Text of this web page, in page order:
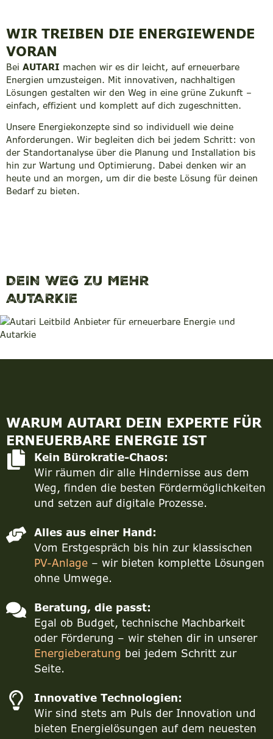
WIR TREIBEN DIE ENERGIEWENDE
VORAN​
Bei AUTARI machen wir es dir leicht, auf erneuerbare
Energien umzusteigen. Mit innovativen, nachhaltigen
Lösungen gestalten wir den Weg in eine grüne Zukunft –
einfach, effizient und komplett auf dich zugeschnitten.
Unsere Energiekonzepte sind so individuell wie deine
Anforderungen. Wir begleiten dich bei jedem Schritt: von
der Standortanalyse über die Planung und Installation bis
hin zur Wartung und Optimierung. Dabei denken wir an
heute und an morgen, um dir die beste Lösung für deinen
Bedarf zu bieten.
DEIN WEG ZU MEHR
AUTARKIE
Monitoring
Photovoltaik
Wärmepumpe
WasserstoffInbetriebnahme
WARUM AUTARI DEIN EXPERTE FÜR
ERNEUERBARE ENERGIE IST
Kein Bürokratie-Chaos:
Wir räumen dir alle Hindernisse aus dem
Weg, finden die besten Fördermöglichkeiten
und setzen auf digitale Prozesse.
Alles aus einer Hand:
Vom Erstgespräch bis hin zur klassischen
PV-Anlage – wir bieten komplette Lösungen
ohne Umwege.
Beratung, die passt:
Egal ob Budget, technische Machbarkeit
oder Förderung – wir stehen dir in unserer
Energieberatung bei jedem Schritt zur
Seite.
Innovative Technologien:
Wir sind stets am Puls der Innovation und
bieten Energielösungen auf dem neuesten